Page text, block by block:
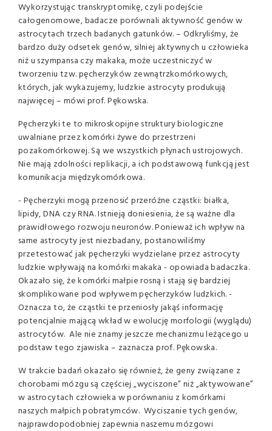
Wykorzystując transkryptomikę, czyli podejście
całogenomowe, badacze porównali aktywność genów w
astrocytach trzech badanych gatunków. – Odkryliśmy, że
bardzo duży odsetek genów, silniej aktywnych u człowieka
niż u szympansa czy makaka, może uczestniczyć w
tworzeniu tzw. pęcherzyków zewnątrzkomórkowych,
których, jak wykazujemy, ludzkie astrocyty produkują
najwięcej – mówi prof. Pękowska.
Pęcherzyki te to mikroskopijne struktury biologiczne
uwalniane przez komórki żywe do przestrzeni
pozakomórkowej. Są we wszystkich płynach ustrojowych.
Nie mają zdolności replikacji, a ich podstawową funkcją jest
komunikacja międzykomórkowa.
- Pęcherzyki mogą przenosić przeróżne cząstki: białka,
lipidy, DNA czy RNA. Istnieją doniesienia, że są ważne dla
prawidłowego rozwoju neuronów. Ponieważ ich wpływ na
same astrocyty jest niezbadany, postanowiliśmy
przetestować jak pęcherzyki wydzielane przez astrocyty
ludzkie wpływają na komórki makaka - opowiada badaczka.
Okazało się, że komórki małpie rosną i stają się bardziej
skomplikowane pod wpływem pęcherzyków ludzkich. -
Oznacza to, że cząstki te przeniosły jakąś informację
potencjalnie mającą wkład w ewolucję morfologii (wyglądu)
astrocytów. Ale nie znamy jeszcze mechanizmu leżącego u
podstaw tego zjawiska – zaznacza prof. Pękowska.
W trakcie badań okazało się również, że geny związane z
chorobami mózgu są częściej „wyciszone” niż „aktywowane”
w astrocytach człowieka w porównaniu z komórkami
naszych małpich pobratymców. Wyciszanie tych genów,
najprawdopodobniej zapewnia naszemu mózgowi